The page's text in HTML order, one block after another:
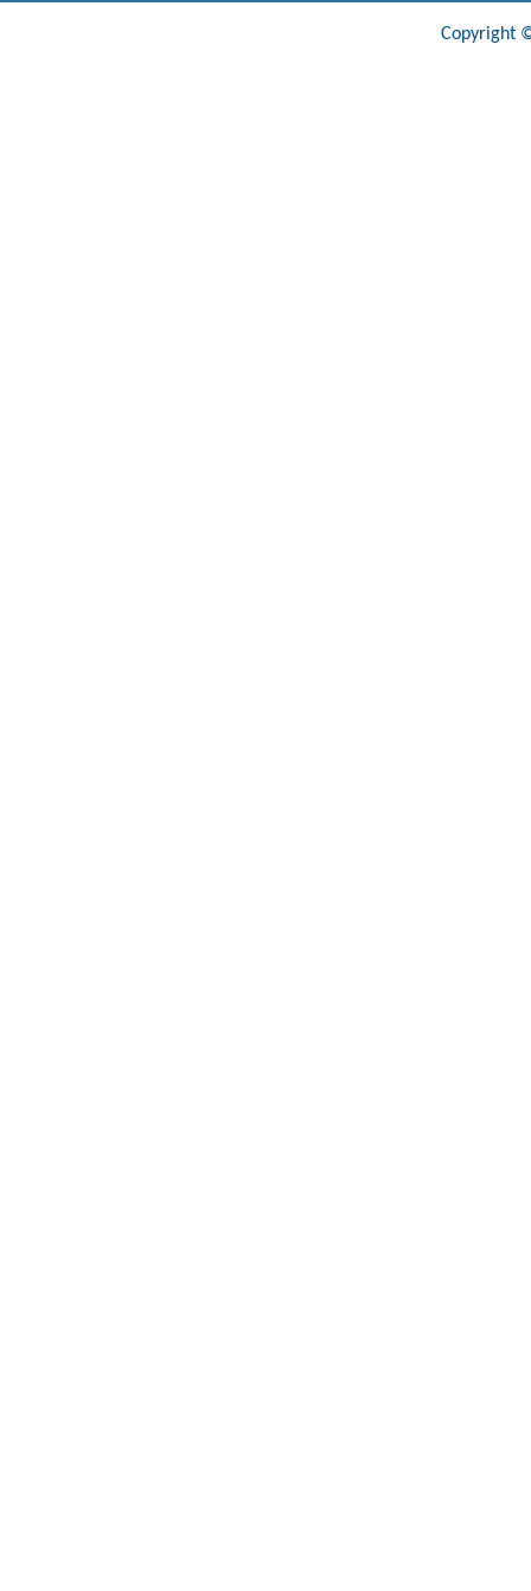
Copyright